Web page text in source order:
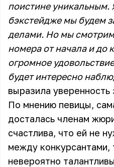
поистине уникальным.
бэкстейдже мы будем
делами. Но мы
номера от начала и до
огромное
будет интересно
выразила уверенность
По мнению певицы,
досталась членам
счастлива, что ей не
между конкурсантами,
невероятно